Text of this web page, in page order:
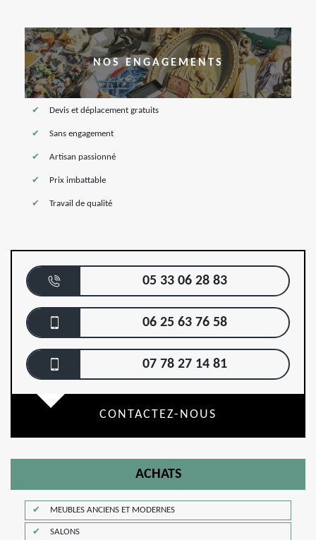
NOS ENGAGEMENTS
Devis et déplacement gratuits
Sans engagement
Artisan passionné
Prix imbattable
Travail de qualité
05 33 06 28 83
06 25 63 76 58
07 78 27 14 81
CONTACTEZ-NOUS
ACHATS
MEUBLES ANCIENS ET MODERNES
SALONS